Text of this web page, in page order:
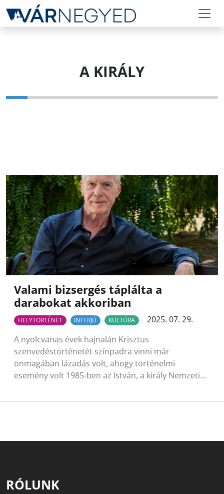
A KIRÁLY
Valami bizsergés táplálta a
darabokat akkoriban
HELYTÖRTÉNET INTERJÚ KULTÚRA
2025. 07. 29.
A nyolcvanas évek hajnalán Krisztus
szenvedéstörténetét színpadra vinni már
önmagában lázadás volt, ahogy történelmi
esemény volt 1985-ben az István, a király Nemzeti…
RÓLUNK